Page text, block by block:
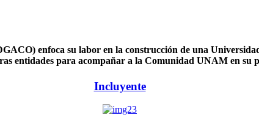
enfoca su labor en la construcción de una
entidades para acompañar a la Comunidad UNAM en su
Incluyente